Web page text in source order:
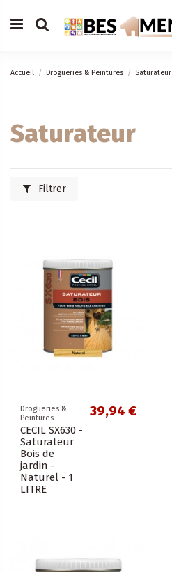
Accueil Drogueries & Peintures Saturateur
Saturateur
Filtrer
Drogueries &
Peintures
CECIL SX630 -
Saturateur
Bois de
jardin -
Naturel - 1
LITRE
39,94 €